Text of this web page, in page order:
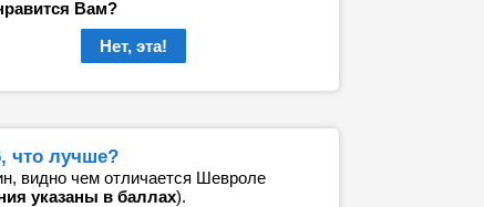
Вам?
Нет, эта!
что лучше?
видно чем отличается Шевроле
указаны в баллах).